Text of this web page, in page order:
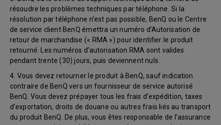
résoudre les problèmes techniques par téléphone. Si la
résolution par téléphone n’est pas possible, BenQ ou le Centre
de service client BenQ émettra un numéro d’Autorisation de
retour de marchandise (« RMA ») pour identifier le produit
retourné. Les numéros d’autorisation RMA sont valides
pendant trente (30) jours, puis deviennent nuls.
4. Vous devez retourner le produit à BenQ, sauf indication
contraire de BenQ vers un fournisseur de service autorisé
BenQ. Vous devez prépayer tous les frais d’expédition, taxes
d’exportation, droits de douane ou autres frais liés au transport
du produit BenQ. De plus, vous êtes responsable de l’assurance